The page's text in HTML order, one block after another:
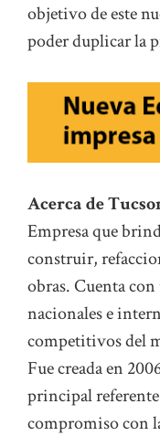
objetivo de este
poder duplicar la
Acerca de
Empresa que
construir,
obras. Cuenta
nacionales e
competitivos del
Fue creada en
principal referente
compromiso con